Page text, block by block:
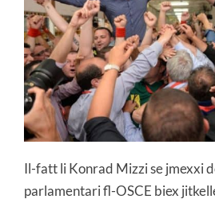
Il-fatt li Konrad Mizzi se jmexxi
parlamentari fl-OSCE biex